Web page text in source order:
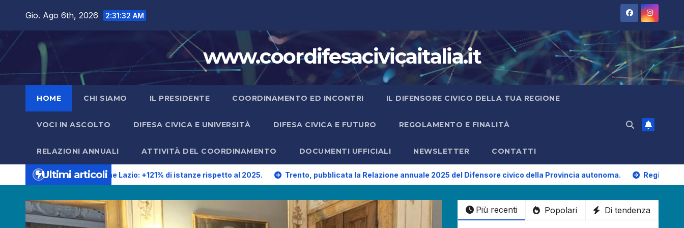
contenuto
Gio. Ago 6th, 2026 2:31:33 AM
www.coordifesacivicaitalia.it
HOME CHI SIAMO IL PRESIDENTE COORDINAMENTO ED INCONTRI IL DIFENSORE CIVICO DELLA TUA REGIONE
VOCI IN ASCOLTO DIFESA CIVICA E UNIVERSITÀ DIFESA CIVICA E FUTURO REGOLAMENTO E FINALITÀ
RELAZIONI ANNUALI ATTIVITÀ DEL COORDINAMENTO DOCUMENTI UFFICIALI NEWSLETTER CONTATTI
Ultimi articoli
della Regione Lazio: +121% di istanze rispetto al 2025. Trento, pubblicata la Relazione annuale 2025 del Difensore civico della Provincia autonoma. Regione Emilia-
Più recenti Popolari Di tendenza